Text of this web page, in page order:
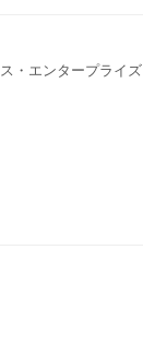
・エンタープライズ